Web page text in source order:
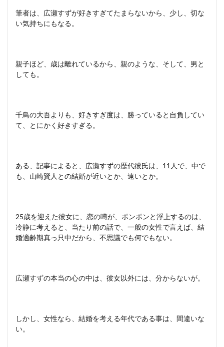
筆者は、広瀬すずが好きすぎてたまらないから、少し、切な
い気持ちにもなる。
親子ほど、歳は離れているから、親のような、そして、男と
しても。
千鳥の大吾よりも、好きすぎ度は、勝っていると自負してい
て、とにかく好きすぎる。
ある、記事によると、広瀬すずの歴代彼氏は、11人で、中で
も、山崎賢人との結婚が近いとか、遠いとか。
25歳を迎えた彼女に、恋の噂が、ポンポンと浮上するのは、
冷静に考えると、当たり前の話で、一般の女性で言えば、結
婚適齢期真っ只中だから、不思議でも何でもない。
広瀬すずの本当の心の中は、彼女以外には、分からないが。
しかし、女性なら、結婚を考える年代である事は、間違いな
い。